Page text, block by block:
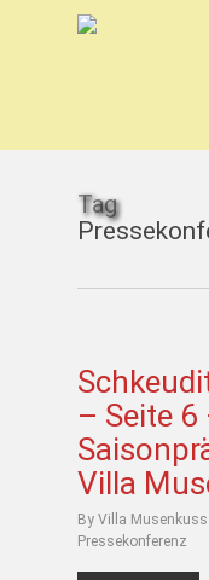
Tag
– Seite 6
Villa
By Villa Musenkuss
Pressekonferenz